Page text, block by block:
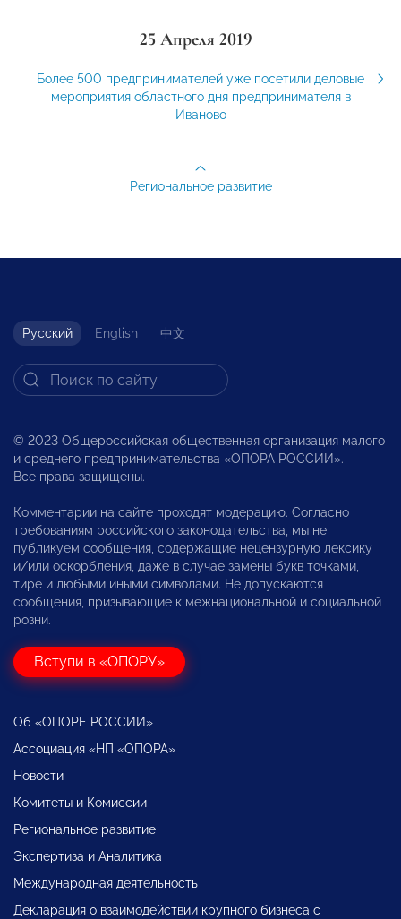
25 Апреля 2019
Более 500 предпринимателей уже посетили деловые
мероприятия областного дня предпринимателя в
Иваново
Региональное развитие
Русский English 中文
© 2023 Общероссийская общественная организация малого
и среднего предпринимательства «ОПОРА РОССИИ».
Все права защищены.
Комментарии на сайте проходят модерацию. Согласно
требованиям российского законодательства, мы не
публикуем сообщения, содержащие нецензурную лексику
и/или оскорбления, даже в случае замены букв точками,
тире и любыми иными символами. Не допускаются
сообщения, призывающие к межнациональной и социальной
розни.
Вступи в «ОПОРУ»
Об «ОПОРЕ РОССИИ»
Ассоциация «НП «ОПОРА»
Новости
Комитеты и Комиссии
Региональное развитие
Экспертиза и Аналитика
Международная деятельность
Декларация о взаимодействии крупного бизнеса с